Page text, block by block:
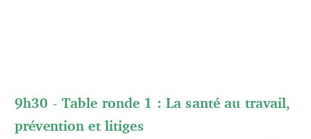
9h30 - Table ronde 1 : La santé au travail,
prévention et litiges